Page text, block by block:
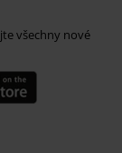
všechny nové